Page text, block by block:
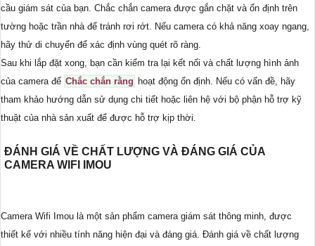
cầu giám sát của bạn. Chắc chắn camera được gắn chặt và ổn định trên
tường hoặc trần nhà để tránh rơi rớt. Nếu camera có khả năng xoay ngang,
hãy thử di chuyển để xác định vùng quét rõ ràng.
Sau khi lắp đặt xong, bạn cần kiểm tra lại kết nối và chất lượng hình ảnh
của camera để Chắc chắn rằng hoạt động ổn định. Nếu có vấn đề, hãy
tham khảo hướng dẫn sử dụng chi tiết hoặc liên hệ với bộ phận hỗ trợ kỹ
thuật của nhà sản xuất để được hỗ trợ kịp thời.
ĐÁNH GIÁ VỀ CHẤT LƯỢNG VÀ ĐÁNG GIÁ CỦA
CAMERA WIFI IMOU
Camera Wifi Imou là một sản phẩm camera giám sát thông minh, được
thiết kế với nhiều tính năng hiện đại và đáng giá. Đánh giá về chất lượng